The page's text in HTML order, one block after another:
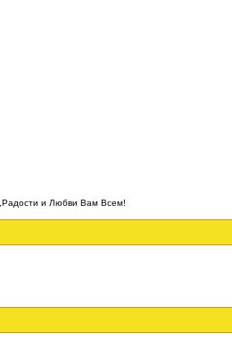
и Любви Вам Всем!